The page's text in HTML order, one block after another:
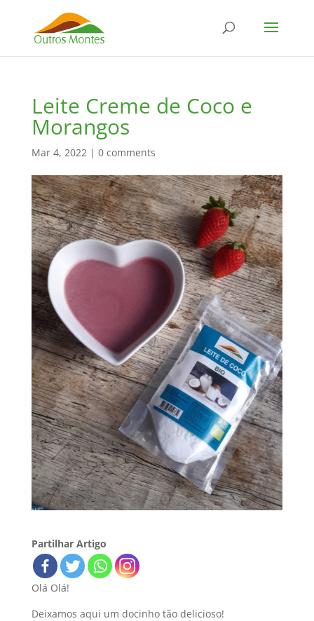
Leite Creme de Coco e
Morangos
Mar 4, 2022| 0 comments
Partilhar Artigo
Olá Olá!
Deixamos aqui um docinho tão delicioso!